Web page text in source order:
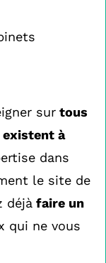
sur tous
existent à
dans
le site de
déjà faire un
qui ne vous